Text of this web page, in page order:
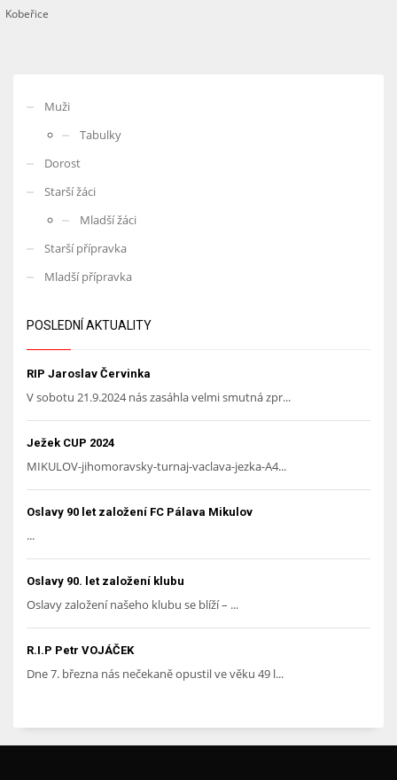
Kobeřice
Muži
Tabulky
Dorost
Starší žáci
Mladší žáci
Starší přípravka
Mladší přípravka
POSLEDNÍ AKTUALITY
RIP Jaroslav Červinka
V sobotu 21.9.2024 nás zasáhla velmi smutná zpr...
Ježek CUP 2024
MIKULOV-jihomoravsky-turnaj-vaclava-jezka-A4...
Oslavy 90 let založení FC Pálava Mikulov
...
Oslavy 90. let založení klubu
Oslavy založení našeho klubu se blíží – ...
R.I.P Petr VOJÁČEK
Dne 7. března nás nečekaně opustil ve věku 49 l...